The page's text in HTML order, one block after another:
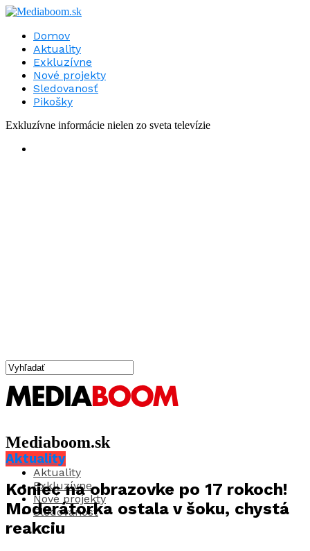
Domov
Aktuality
Exkluzívne
Nové projekty
Sledovanosť
Pikošky
Exkluzívne informácie nielen zo sveta televízie
Mediaboom.sk
Aktuality
Exkluzívne
Nové projekty
Sledovanosť
Aktuality
Koniec na obrazovke po 17 rokoch!
Moderátorka ostala v šoku, chystá
reakciu